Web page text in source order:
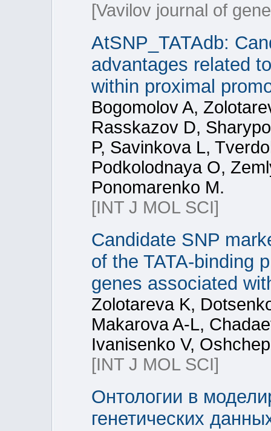
[Vavilov journal of
AtSNP_TATAdb:
advantages related
within proximal
Bogomolov A,
Rasskazov D,
P, Savinkova L,
Podkolodnaya O,
Ponomarenko M.
[INT J MOL SCI]
Candidate SNP
of the TATA-binding
genes associated
Zolotareva K,
Makarova A-L,
Ivanisenko V,
[INT J MOL SCI]
Онтологии в
генетических